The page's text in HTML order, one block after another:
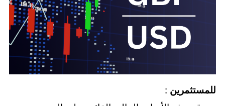
للمستثمرين :